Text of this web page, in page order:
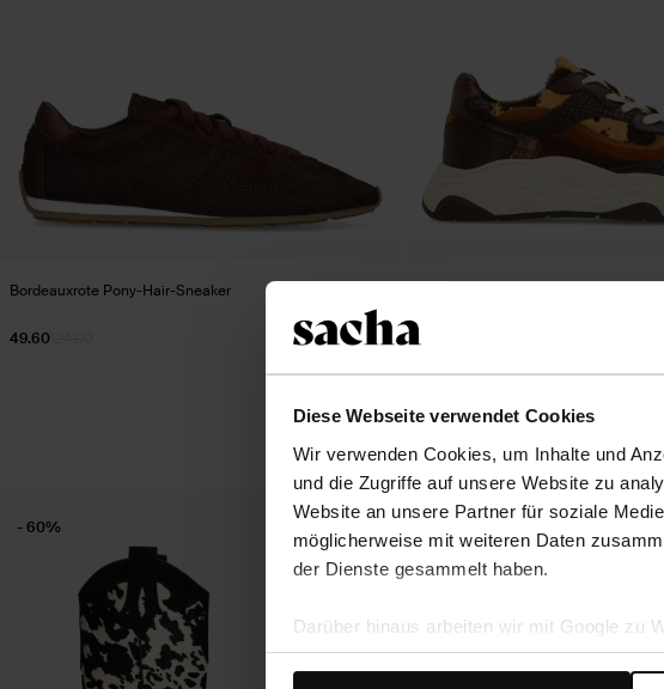
Diese Webseite verwendet Cookies
Wir verwenden Cookies, um Inhalte und
und die Zugriffe auf unsere Website zu
Website an unsere Partner für soziale
möglicherweise mit weiteren Daten
der Dienste gesammelt haben.
Darüber hinaus arbeiten wir mit Google zu
Google Ihre personenbezogenen Daten
Bordeauxrote Pony-Hair-Sneaker
49.60
- 60%